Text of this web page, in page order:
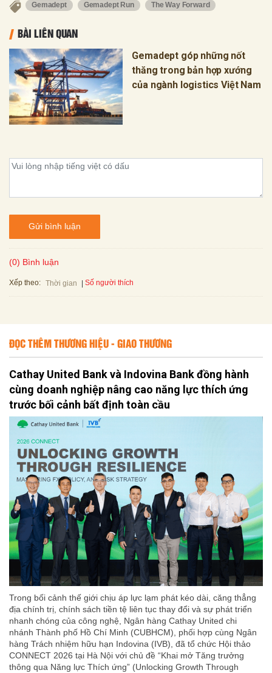
Gemadept Gemadept Run The Way Forward
BÀI LIÊN QUAN
Gemadept góp những nốt
thăng trong bản hợp xướng
của ngành logistics Việt Nam
Gửi bình luận
(0) Bình luận
Xếp theo: Thời gian Số người thích
ĐỌC THÊM THƯƠNG HIỆU - GIAO THƯƠNG
Cathay United Bank và Indovina Bank đồng hành
cùng doanh nghiệp nâng cao năng lực thích ứng
trước bối cảnh bất định toàn cầu
Trong bối cảnh thế giới chịu áp lực lạm phát kéo dài, căng thẳng
địa chính trị, chính sách tiền tệ liên tục thay đổi và sự phát triển
nhanh chóng của công nghệ, Ngân hàng Cathay United chi
nhánh Thành phố Hồ Chí Minh (CUBHCM), phối hợp cùng Ngân
hàng Trách nhiệm hữu hạn Indovina (IVB), đã tổ chức Hội thảo
CONNECT 2026 tại Hà Nội với chủ đề “Khai mở Tăng trưởng
thông qua Năng lực Thích ứng” (Unlocking Growth Through